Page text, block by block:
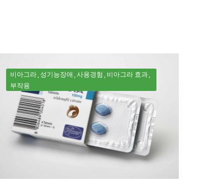
비아그라 성기능장애 사용경험
비아그라 효과
부작용